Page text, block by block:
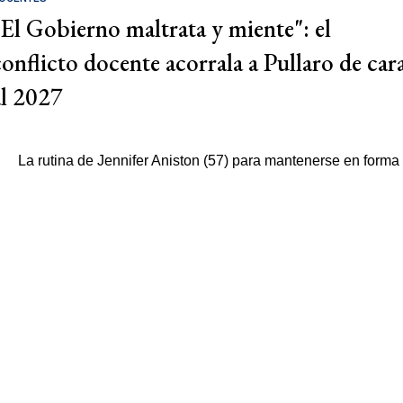
Gobierno maltrata y miente": el
docente acorrala a Pullaro de
2027